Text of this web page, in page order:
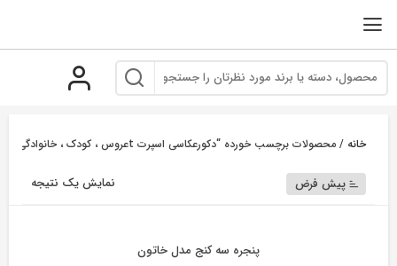
خانه / محصولات برچسب خورده “دکورعکاسی اسپرت tعروس ، کودک ، خانوادگی”
نمایش یک نتیجه پیش فرض
پنجره سه کنج مدل خاتون